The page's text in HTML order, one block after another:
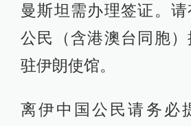
曼斯坦需办理签证。
公民（含港澳台同胞）
驻伊朗使馆。
离伊中国公民请务必